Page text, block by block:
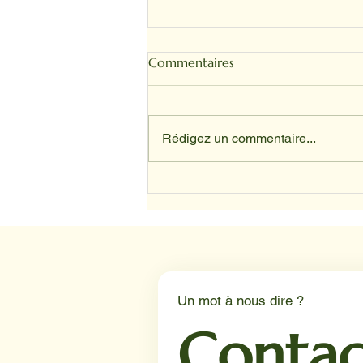
Commentaires
Rédigez un commentaire...
Un mot à nous dire ?